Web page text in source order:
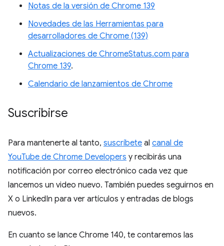
Notas de la versión de Chrome 139
Novedades de las Herramientas para
desarrolladores de Chrome (139)
Actualizaciones de ChromeStatus.com para
Chrome 139.
Calendario de lanzamientos de Chrome
Suscribirse
Para mantenerte al tanto, suscríbete al canal de
YouTube de Chrome Developers y recibirás una
notificación por correo electrónico cada vez que
lancemos un video nuevo. También puedes seguirnos en
X o LinkedIn para ver artículos y entradas de blogs
nuevos.
En cuanto se lance Chrome 140, te contaremos las